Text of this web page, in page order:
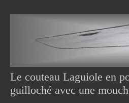
Le couteau Laguiole en
guilloché avec une